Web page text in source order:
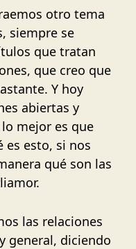
otro tema
siempre se
que tratan
que creo que
Y hoy
abiertas y
mejor es que
es esto, si nos
qué son las
las relaciones
general, diciendo